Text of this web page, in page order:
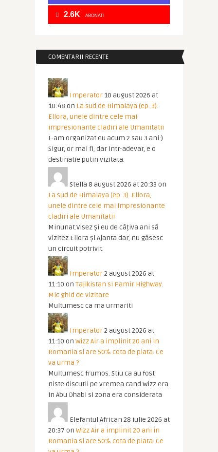
2.6K ABONATI
COMENTARII RECENTE
Imperator10 august 2026 at
10:48 on La sud de Himalaya (ep. 3).
Ellora, unele dintre cele mai
impresionante cladiri ale Umanitatii
L-am organizat eu acum 2 sau 3 ani:)
Sigur, or mai fi, dar intr-adevar, e o
destinatie putin vizitata.
Stella 8 august 2026 at 20:33 on
La sud de Himalaya (ep. 3). Ellora,
unele dintre cele mai impresionante
cladiri ale Umanitatii
Minunat.Visez și eu de câțiva ani să
vizitez Ellora și Ajanta dar, nu găsesc
un circuit potrivit.
Imperator2 august 2026 at
11:10 on Tajikistan si Pamir Highway.
Mic ghid de vizitare
Multumesc ca ma urmariti
Imperator2 august 2026 at
11:10 on Wizz Air a implinit 20 ani in
Romania si are 50% cota de piata. Ce
va urma ?
Multumesc frumos. Stiu ca au fost
niste discutii pe vremea cand Wizz era
in Abu Dhabi si zona era considerata
Elefantul African 28 iulie 2026 at
20:37 on Wizz Air a implinit 20 ani in
Romania si are 50% cota de piata. Ce